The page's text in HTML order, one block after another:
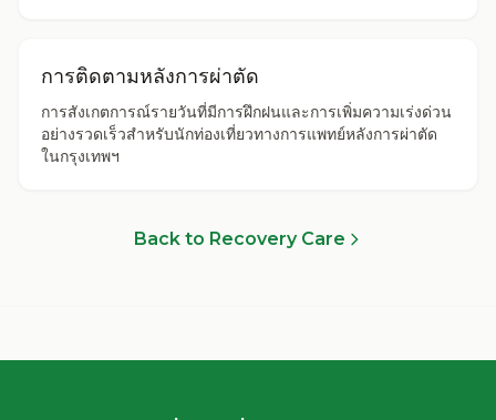
การติดตามหลังการผ่าตัด
การสังเกตการณ์รายวันที่มีการฝึกฝนและการเพิ่มความเร่งด่วน
อย่างรวดเร็วสำหรับนักท่องเที่ยวทางการแพทย์หลังการผ่าตัด
ในกรุงเทพฯ
Back to Recovery Care